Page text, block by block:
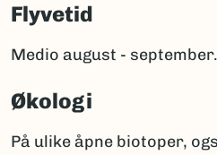
Flyvetid
Medio august - september.
Økologi
På ulike åpne biotoper,